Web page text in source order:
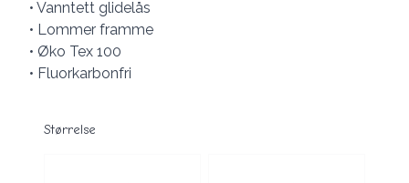
• Vanntett glidelås
• Lommer framme
• Øko Tex 100
• Fluorkarbonfri
Størrelse